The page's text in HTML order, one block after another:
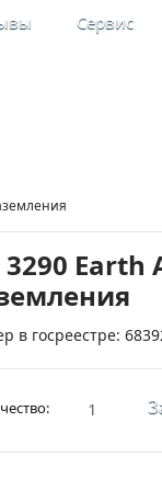
Сервис
3290 Earth
в госреестре: